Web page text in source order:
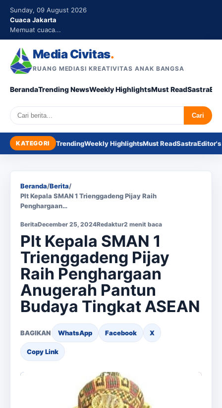
Sunday, 09 August 2026
Cuaca Jakarta
Memuat cuaca...
Media Civitas.
RUANG MEDIASI KREATIVITAS ANAK BANGSA
BerandaTrending NewsWeekly HighlightsMust ReadSastra
Search Cari
KATEGORI TrendingWeekly HighlightsMust ReadSastra
Beranda/Berita/
Plt Kepala SMAN 1 Trienggadeng Pijay Raih
Penghargaan…
BeritaDecember 25, 2024Redaktur2 menit baca
Plt Kepala SMAN 1
Trienggadeng Pijay
Raih Penghargaan
Anugerah Pantun
Budaya Tingkat ASEAN
BAGIKAN WhatsApp Facebook X
Copy Link